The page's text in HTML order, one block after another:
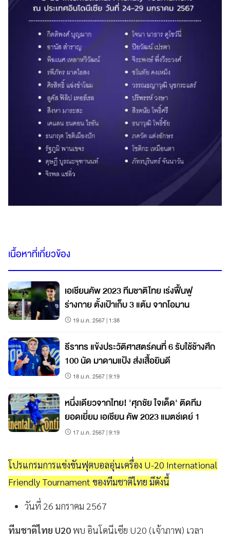
เนื้อหาที่เกี่ยวข้อง
เอเชียนคัพ 2023 ทีมชาติไทย เร่งฟื้นฟู
ร่างกาย ตั้งเป้าเก็บ 3 แต้ม จากโอมาน
19 ม.ค. 2567 | 1:38
ธีราทร แข้งประวัติศาสตร์คนที่ 6 รับใช้ช้างศึก
100 นัด มาดามแป้ง ส่งเสื้อยินดี
18 ม.ค. 2567 | 9:19
หนึ่งเดียวจากไทย! 'ศุภชัย ใจเด็ด' ติดทีม
ยอดเยี่ยม เอเชียน คัพ 2023 แมตช์เดย์ 1
17 ม.ค. 2567 | 9:19
โปรแกรมการแข่งขันฟุตบอลอุ่นเครื่อง U-20 International
Friendly Tournament ของทีมชาติไทย มีดังนี้
วันที่ 26 มกราคม 2567
ทีมชาติไทย U20พบ อินโดนีเซีย U20 (เจ้าภาพ) เวลา